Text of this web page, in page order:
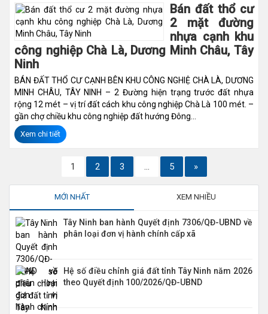
Bán đất thổ cư
2 mặt đường
nhựa cạnh khu
công nghiệp Chà Là, Dương Minh Châu, Tây
Ninh
BÁN ĐẤT THỔ CƯ CẠNH BÊN KHU CÔNG NGHIỆ CHÀ LÀ, DƯƠNG
MINH CHÂU, TÂY NINH – 2 Đường hiện trạng trước đất nhựa
rộng 12 mét – vị trí đất cách khu công nghiệp Chà Là 100 mét. –
gần chợ chiều khu công nghiệp đất hướng Đông...
Xem chi tiết
1 2 3 … 5 »
MỚI NHẤT XEM NHIỀU
Tây Ninh ban hành Quyết định 7306/QĐ-UBND về
phân loại đơn vị hành chính cấp xã
Hệ số điều chỉnh giá đất tỉnh Tây Ninh năm 2026
theo Quyết định 100/2026/QĐ-UBND